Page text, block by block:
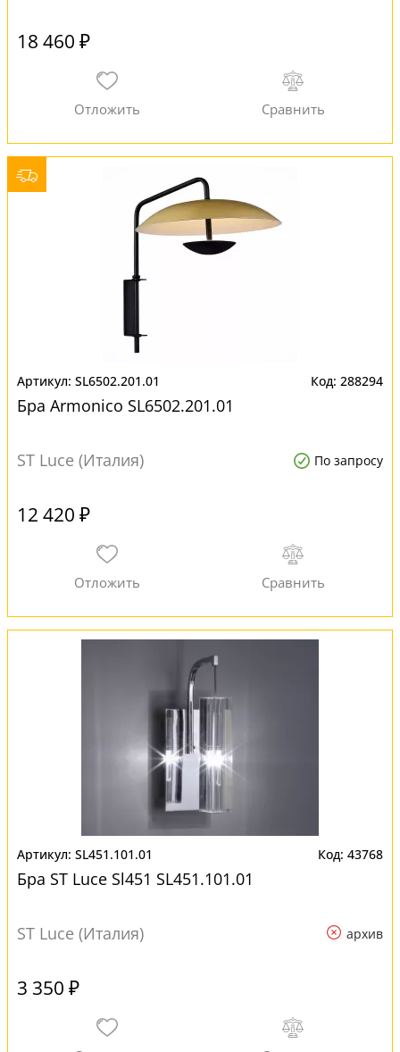
18 460 ₽
SL6502.201.01 288294
Бра Armonico SL6502.201.01
ST Luce (Италия) По запросу
12 420 ₽
SL451.101.01 43768
Бра ST Luce Sl451 SL451.101.01
ST Luce (Италия) архив
3 350 ₽